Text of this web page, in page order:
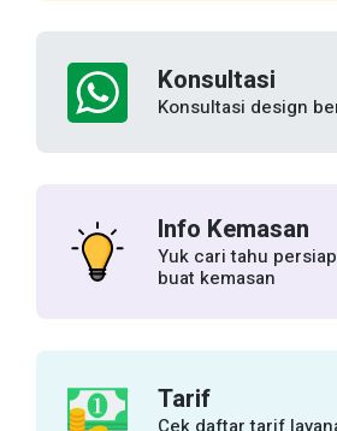
Konsultasi
Konsultasi design
Info Kemasan
Yuk cari tahu
buat kemasan
Tarif